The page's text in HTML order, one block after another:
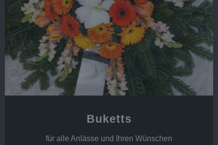
Buketts
für alle Anlässe und Ihren Wünschen